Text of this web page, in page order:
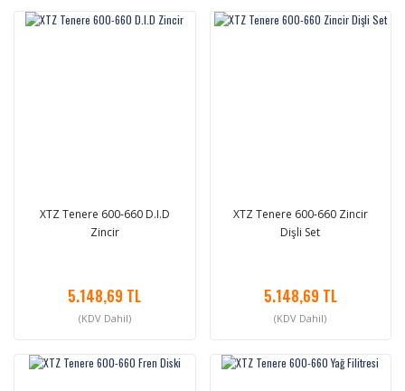
XTZ Tenere 600-660 D.I.D
Zincir
5.148,69 TL
(KDV Dahil)
XTZ Tenere 600-660 Zincir
Dişli Set
5.148,69 TL
(KDV Dahil)